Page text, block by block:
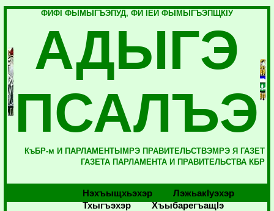
ФИФI ФЫМЫГЪЭПУД, ФИ IЕЙ ФЫМЫГЪЭПЩКIУ
АДЫГЭ
ПСАЛЪЭ
КъБР-м И ПАРЛАМЕНТЫМРЭ ПРАВИТЕЛЬСТВЭМРЭ Я ГАЗЕТ
ГАЗЕТА ПАРЛАМЕНТА И ПРАВИТЕЛЬСТВА КБР
Нэхъыщхьэхэр
Лэжьакlуэхэр
Тхыгъэхэр
Хъыбарегъащlэ